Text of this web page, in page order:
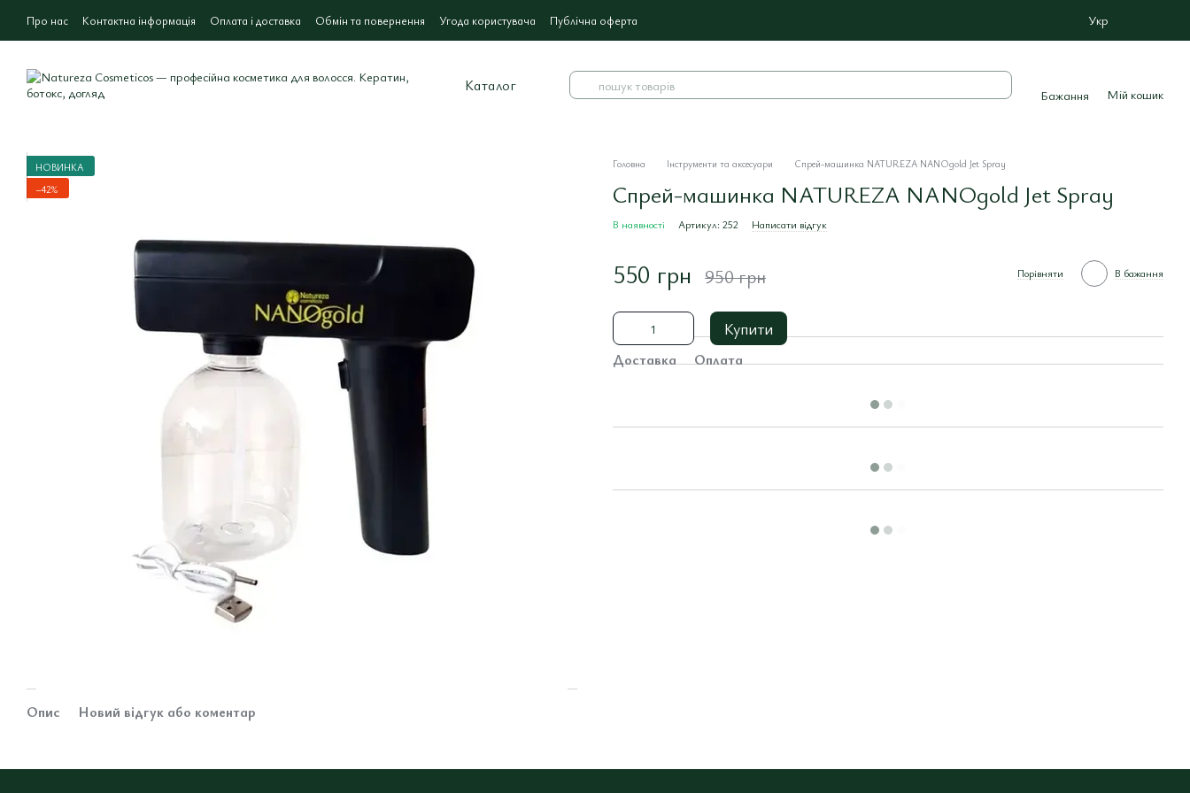
Перейти до основного контенту
Про нас Контактна інформація Оплата і доставка Обмін та повернення Угода користувача Публічна оферта Укр
Каталог
Бажання Мій кошик
НОВИНКА
−42%
Опис Новий відгук або коментар
Головна Інструменти та аксесуари Спрей-машинка NATUREZA NANOgold Jet Spray
Спрей-машинка NATUREZA NANOgold Jet Spray
В наявності Артикул: 252 Написати відгук
550 грн 950 грн Порівняти В бажання
Купити
Доставка Оплата